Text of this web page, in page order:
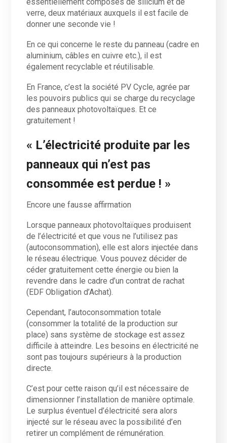
verre, deux matériaux auxquels il est facile de
donner une seconde vie !
En ce qui concerne le reste du panneau (cadre en
aluminium, câbles en cuivre etc.), il est
également recyclable et réutilisable.
En France, c’est la société PV Cycle, agrée par
les pouvoirs publics qui se charge du recyclage
des panneaux photovoltaïques. Et ce
gratuitement !
« L’électricité produite par les
panneaux qui n’est pas
consommée est perdue ! »
Encore une fausse affirmation
Lorsque panneaux photovoltaïques produisent
de l’électricité et que vous ne l’utilisez pas
(autoconsommation), elle est alors injectée dans
le réseau électrique. Vous pouvez décider de
céder gratuitement cette énergie ou bien la
revendre dans le cadre d’un contrat de rachat
(EDF Obligation d’Achat).
Cependant, l’autoconsommation totale
(consommer la totalité de la production sur
place) sans système de stockage est assez
difficile à atteindre. Les besoins en électricité ne
sont pas toujours supérieurs à la production
directe.
C’est pour cette raison qu’il est nécessaire de
dimensionner l’installation de manière optimale.
Le surplus éventuel d’électricité sera alors
injecté sur le réseau avec la possibilité d’en
retirer un complément de rémunération.